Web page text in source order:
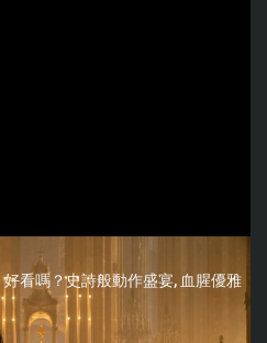
看嗎？史詩般動作盛宴, 血腥優雅